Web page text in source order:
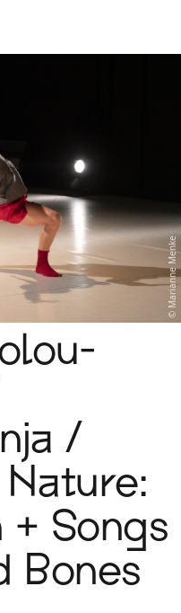
Marianne Menke
/
Songs
Bones